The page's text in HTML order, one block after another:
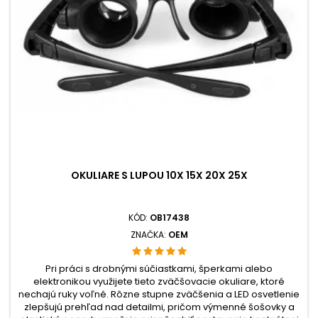
OKULIARE S LUPOU 10X 15X 20X 25X
KÓD: OB17438
ZNAČKA: OEM
Pri práci s drobnými súčiastkami, šperkami alebo
elektronikou využijete tieto zväčšovacie okuliare, ktoré
nechajú ruky voľné. Rôzne stupne zväčšenia a LED osvetlenie
zlepšujú prehľad nad detailmi, pričom výmenné šošovky a